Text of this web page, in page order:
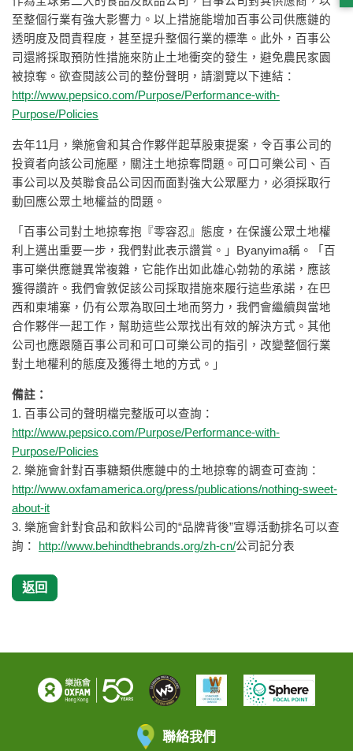
至整個行業有強大影響力。以上措施能增加百事公司供應鏈的
透明度及問責程度，甚至提升整個行業的標準。此外，百事公
司還將採取預防性措施來防止土地衝突的發生，避免農民家園
被掠奪。欲查閱該公司的整份聲明，請瀏覽以下連結：
http://www.pepsico.com/Purpose/Performance-with-
Purpose/Policies
去年11月，樂施會和其合作夥伴起草股東提案，令百事公司的
投資者向該公司施壓，關注土地掠奪問題。可口可樂公司、百
事公司以及英聯食品公司因而面對強大公眾壓力，必須採取行
動回應公眾土地權益的問題。
「百事公司對土地掠奪抱『零容忍』態度，在保護公眾土地權
利上邁出重要一步，我們對此表示讚賞。」Byanyima稱。「百
事可樂供應鏈異常複雜，它能作出如此雄心勃勃的承諾，應該
獲得讚許。我們會敦促該公司採取措施來履行這些承諾，在巴
西和柬埔寨，仍有公眾為取回土地而努力，我們會繼續與當地
合作夥伴一起工作，幫助這些公眾找出有效的解決方式。其他
公司也應跟隨百事公司和可口可樂公司的指引，改變整個行業
對土地權利的態度及獲得土地的方式。」
備註：
1. 百事公司的聲明檔完整版可以查詢：
http://www.pepsico.com/Purpose/Performance-with-
Purpose/Policies
2. 樂施會針對百事糖類供應鏈中的土地掠奪的調查可查詢：
http://www.oxfamamerica.org/press/publications/nothing-sweet-
about-it
3. 樂施會針對食品和飲料公司的“品牌背後”宣導活動排名可以查
詢：
http://www.behindthebrands.org/zh-cn/公司記分表
返回
聯絡我們